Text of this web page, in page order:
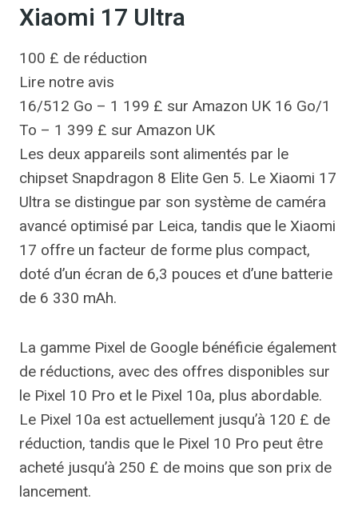
Xiaomi 17 Ultra
100 £ de réduction
Lire notre avis
16/512 Go – 1 199 £ sur Amazon UK 16 Go/1
To – 1 399 £ sur Amazon UK
Les deux appareils sont alimentés par le
chipset Snapdragon 8 Elite Gen 5. Le Xiaomi 17
Ultra se distingue par son système de caméra
avancé optimisé par Leica, tandis que le Xiaomi
17 offre un facteur de forme plus compact,
doté d’un écran de 6,3 pouces et d’une batterie
de 6 330 mAh.
La gamme Pixel de Google bénéficie également
de réductions, avec des offres disponibles sur
le Pixel 10 Pro et le Pixel 10a, plus abordable.
Le Pixel 10a est actuellement jusqu’à 120 £ de
réduction, tandis que le Pixel 10 Pro peut être
acheté jusqu’à 250 £ de moins que son prix de
lancement.